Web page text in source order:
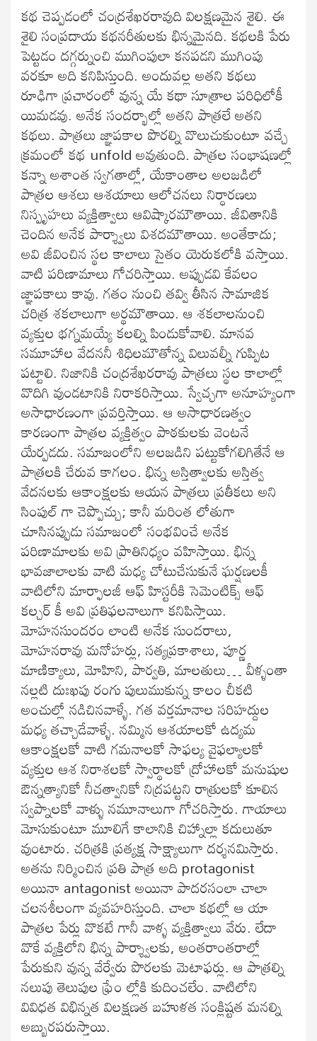
కథ చెప్పడంలో చంద్రశేఖరరావుది విలక్షణమైన శైలి. ఈ
శైలి సంప్రదాయ కథనరీతులకు భిన్నమైనది. కథలకి పేరు
పెట్టడం దగ్గర్నుంచి ముగింపులా కనపడని ముగింపు
వరకూ అది కనిపిస్తుంది. అందువల్ల అతని కథలు
రూఢిగా ప్రచారంలో వున్న యే కథా సూత్రాల పరిధిలోకీ
యిమడవు. అనేక సందర్భాల్లో అతని పాత్రలే అతని
కథలు. పాత్రలు జ్ఞాపకాల పొరల్ని వొలుచుకుంటూ వచ్చే
క్రమంలో కథ unfold అవుతుంది. పాత్రల సంభాషణల్లో
కన్నా అశాంత స్వగతాల్లో, యేకాంతాల అలజడిలో
పాత్రల ఆశలు ఆశయాలు ఆలోచనలు నిర్ధారణలు
నిస్పృహలు వ్యక్తిత్వాలు ఆవిష్కారమౌతాయి. జీవితానికి
చెందిన అనేక పార్శ్వాలు విశదమౌతాయి. అంతేకాదు;
అవి జీవించిన స్థల కాలాలు సైతం యెరుకలోకి వస్తాయి.
వాటి పరిణామాలు గోచరిస్తాయి. అప్పుడవి కేవలం
జ్ఞాపకాలు కావు. గతం నుంచి తవ్వి తీసిన సామాజిక
చరిత్ర శకలాలుగా అర్థమౌతాయి. ఆ శకలాలనుంచి
వ్యక్తుల భగ్నమయ్యే కలల్ని పిండుకోవాలి. మానవ
సమూహాల వేదననీ శిధిలమౌతోన్న విలువల్నీ గుప్పిట
పట్టాలి. నిజానికి చంద్రశేఖరరావు పాత్రలు స్థల కాలాల్లో
వొదిగి వుండటానికి నిరాకరిస్తాయి. స్వేచ్ఛగా అనూహ్యంగా
అసాధారణంగా ప్రవర్తిస్తాయి. ఆ అసాధారణత్వం
కారణంగా పాత్రల వ్యక్తిత్వం పాఠకులకు వెంటనే
యేర్పడదు. సమాజంలోని అలజడిని పట్టుకోగలిగితేనే ఆ
పాత్రలకి చేరువ కాగలం. భిన్న అస్తిత్వాలకు అస్తిత్వ
వేదనలకు ఆకాంక్షలకు ఆయన పాత్రలు ప్రతీకలు అని
సింపుల్ గా చెప్పొచ్చు; కానీ మరింత లోతుగా
చూసినప్పుడు సమాజంలో సంభవించే అనేక
పరిణామాలకు అవి ప్రాతినిధ్యం వహిస్తాయి. భిన్న
భావజాలాలకు వాటి మధ్య చోటుచేసుకునే ఘర్షణలకీ
వాటిలోని మార్ఫాలజీ ఆఫ్ హిస్టరీకి సెమెంటిక్స్ ఆఫ్
కల్చర్ కీ అవి ప్రతిఫలనాలుగా కనిపిస్తాయి.
మోహనసుందరం లాంటి అనేక సుందరాలు,
మోహనరావు మనోహర్లు, సత్యప్రకాశాలు, పూర్ణ
మాణిక్యాలు, మోహిని, పార్వతి, మాలతులు… వీళ్ళంతా
నల్లటి దుఃఖపు రంగు పులుముకున్న కాలం చీకటి
అంచుల్లో నడిచినవాళ్ళే. గత వర్తమానాల సరిహద్దుల
మధ్య తచ్చాడేవాళ్ళే. నమ్మిన ఆశయాలకో ఉద్యమ
ఆకాంక్షలకో వాటి గమనాలకో సాఫల్య వైఫల్యాలకో
వ్యక్తుల ఆశ నిరాశలకో స్వార్థాలకో ద్రోహాలకో మనుషుల
ఔన్నత్యానికో నీచత్వానికో నిద్రపట్టని రాత్రులకో కూలిన
స్వప్నాలకో వాళ్ళు నమూనాలుగా గోచరిస్తారు. గాయాలు
మోసుకుంటూ మూలిగే కాలానికి చిహ్నాల్లా కదులుతూ
వుంటారు. చరిత్రకి ప్రత్యక్ష సాక్ష్యాలుగా దర్శనమిస్తారు.
అతను నిర్మించిన ప్రతి పాత్ర అది protagonist
అయినా antagonist అయినా పాదరసంలా చాలా
చలనశీలంగా వ్యవహరిస్తుంది. చాలా కథల్లో ఆ యా
పాత్రల పేర్లు వొకటే గానీ వాళ్ళ వ్యక్తిత్వాలు వేరు. లేదా
వొకే వ్యక్తిలోని భిన్న పార్శ్వాలకు, అంతరాంతరాల్లో
పేరుకుని వున్న వేర్వేరు పొరలకు మెటాఫర్లు. ఆ పాత్రల్ని
నలుపు తెలుపుల ఫ్రేం ల్లోకి కుదించలేం. వాటిలోని
వివిధత విభిన్నత విలక్షణత బహుళత సంక్లిష్టత మనల్ని
అబ్బురపరుస్తాయి.